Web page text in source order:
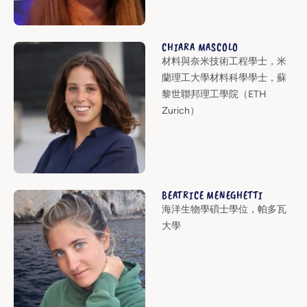
CHIARA MASCOLO
材料與奈米技術工程學士，米
蘭理工大學材料科學學士，蘇
黎世聯邦理工學院（ETH
Zurich）
BEATRICE MENEGHETTI
海洋生物學碩士學位，帕多瓦
大學